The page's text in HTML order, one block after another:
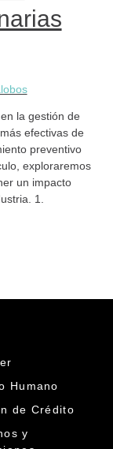
la gestión de
efectivas de
preventivo
exploraremos
un impacto
1.
Humano
de Crédito
y